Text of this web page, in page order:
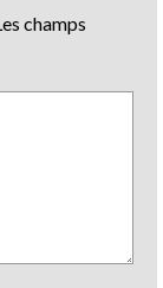
champs